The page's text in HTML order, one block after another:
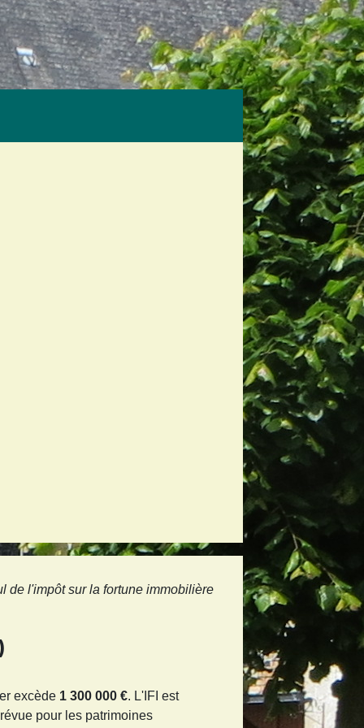
de l'impôt sur la fortune immobilière
excède 1 300 000 €. L'IFI est
pour les patrimoines